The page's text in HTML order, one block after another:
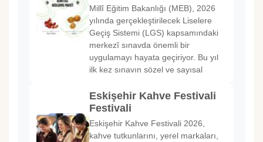
Millî Eğitim Bakanlığı (MEB), 2026
yılında gerçekleştirilecek Liselere
Geçiş Sistemi (LGS) kapsamındaki
merkezî sınavda önemli bir
uygulamayı hayata geçiriyor. Bu yıl
ilk kez sınavın sözel ve sayısal
Eskişehir Kahve Festivali
Festivali
Eskişehir Kahve Festivali 2026,
kahve tutkunlarını, yerel markaları,